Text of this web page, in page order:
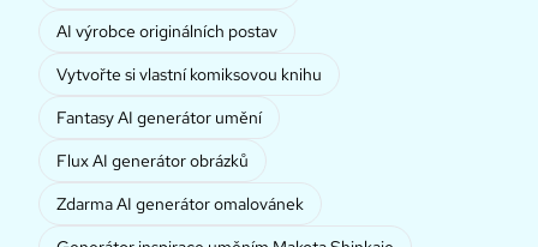
AI výrobce originálních postav
Vytvořte si vlastní komiksovou knihu
Fantasy AI generátor umění
Flux AI generátor obrázků
Zdarma AI generátor omalovánek